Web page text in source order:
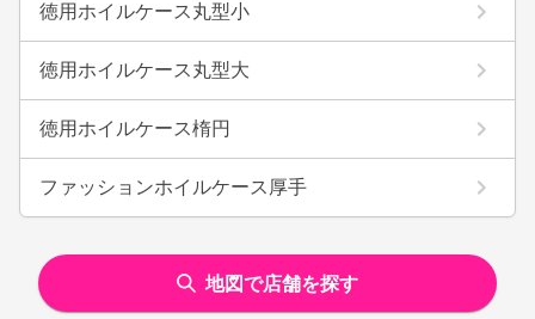
徳用ホイルケース丸型小
徳用ホイルケース丸型大
徳用ホイルケース楕円
ファッションホイルケース厚手
地図で店舗を探す